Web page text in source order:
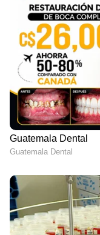
പക്ഷേ,
നെയ്മര്‍
മാര്‍ക്യു
നെയ്മറിന്റെ
കരുതാം.
ആഗ്രഹിച്ച ആ
ഇനിയെല്ലാം ആ
പ്രതാപം
സുല്‍ത്താന്
ബൂട്ടുകളില്‍